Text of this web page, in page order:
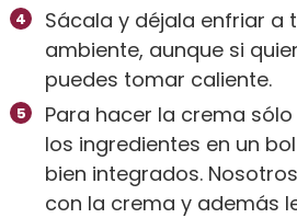
Sácala y déjala enfriar a
ambiente, aunque si
puedes tomar caliente.
Para hacer la crema
los ingredientes en un
bien integrados.
con la crema y además